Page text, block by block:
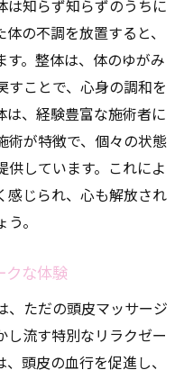
は知らず知らずのうちに
の不調を放置すると、
。整体は、体のゆがみ
すことで、心身の調和を
は、経験豊富な施術者に
術が特徴で、個々の状態
供しています。これによ
感じられ、心も解放され
。
クな体験
、ただの頭皮マッサージ
し流す特別なリラクゼー
頭皮の血行を促進し、